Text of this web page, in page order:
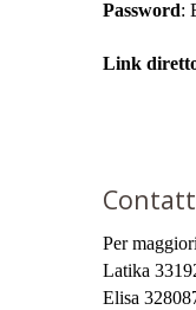
Password:
Link
Per
Latika
Elisa